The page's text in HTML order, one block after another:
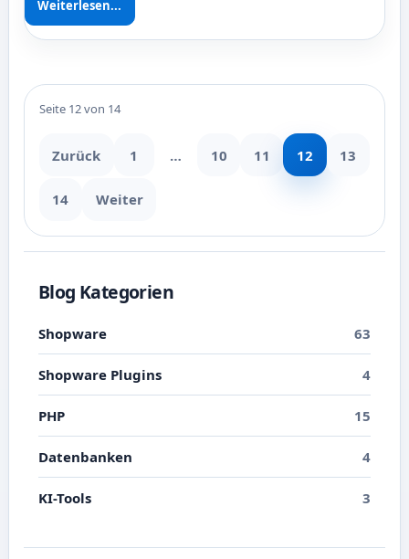
Blog Kategorien
Shopware 63
Shopware Plugins 4
PHP 15
Datenbanken 4
KI-Tools 3
Weiterlesen...
Seite 12 von 14
Zurück 1 … 10 11 12 13
14 Weiter